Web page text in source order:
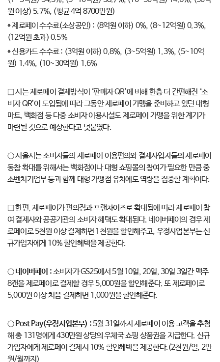
원 이상) 5.7%, (평균 4억 8700만원)
* 제로페이 수수료(소상공인) : (8억원 이하) 0%, (8~12억원) 0.3%,
(12억원 초과) 0.5%
* 신용카드 수수료 : (3억원 이하) 0.8%, (3~5억원) 1.3%, (5~10억
원) 1.4%, (10~30억원) 1.6%
□ 시는 제로페이 결제방식이 ‘판매자 QR’에 비해 한층 더 간편해진 ‘소
비자 QR’이 도입됨에 따라 그동안 제로페이 가맹을 준비하고 있던 대형
마트, 백화점 등 다중 소비자 이용시설도 제로페이 가맹을 위한 계기가
마련될 것으로 예상한다고 덧붙였다.
○ 서울시는 소비자들의 제로페이 이용편의와 결제사업자들의 제로페이
동참 확대를 위해서는 백화점이나 대형 쇼핑몰의 참여가 필요한 만큼 중
소벤처기업부 등과 함께 대형 가맹점 유치에도 역량을 집중할 계획이다.
□ 한편, 제로페이가 편의점과 프랜차이즈로 확대됨에 따라 제로페이 참
여 결제사와 공공기관의 소비자 혜택도 확대된다. 네이버페이의 경우 제
로페이로 5천원 이상 결제하면 1천원을 할인해주고, 우정사업본부는 신
규가입자에게 10% 할인혜택을 제공한다.
○네이버페이 :소비자가 GS25에서 5월 10일, 20일, 30일 3일간 맥주
8캔을 제로페이로 결제할 경우 5,000원을 할인해준다. 또 제로페이로
5,000원 이상 처음 결제하면 1,000원을 할인해준다.
○Post Pay(우정사업본부) : 5월 31일까지 제로페이 이용 고객을 추첨
해 총 131명에게 430만원 상당의 우체국 쇼핑 상품권을 지급한다. 신규
가입자에게 제로페이 결제시 10% 할인혜택을 제공한다.(2천원/일, 2만
원/월까지)